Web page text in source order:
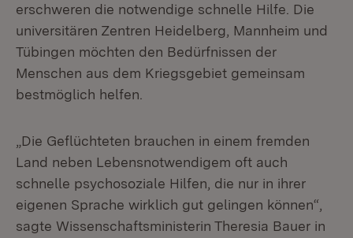
erschweren die notwendige schnelle Hilfe. Die
universitären Zentren Heidelberg, Mannheim und
Tübingen möchten den Bedürfnissen der
Menschen aus dem Kriegsgebiet gemeinsam
bestmöglich helfen.
„Die Geflüchteten brauchen in einem fremden
Land neben Lebensnotwendigem oft auch
schnelle psychosoziale Hilfen, die nur in ihrer
eigenen Sprache wirklich gut gelingen können“,
sagte Wissenschaftsministerin Theresia Bauer in